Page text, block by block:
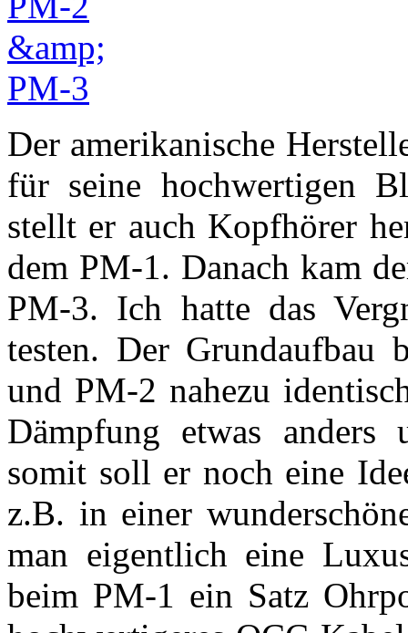
Der amerikanische
für seine hochwertigen
stellt er auch Kopfhörer
dem PM-1. Danach kam
PM-3. Ich hatte das
testen. Der Grundaufbau
und PM-2 nahezu
Dämpfung etwas anders
somit soll er noch eine
z.B. in einer
man eigentlich eine
beim PM-1 ein Satz